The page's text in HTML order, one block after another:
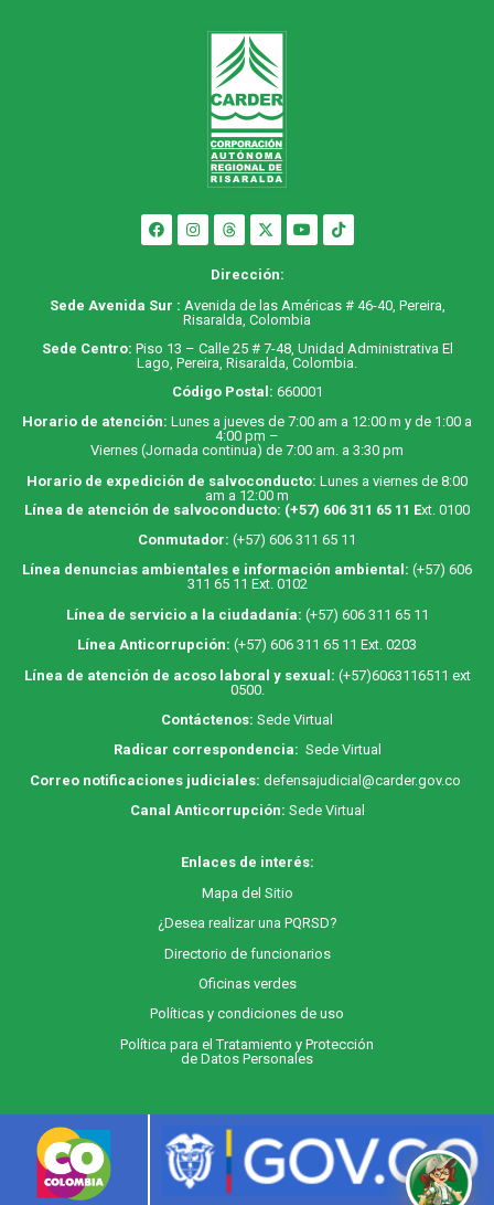
Dirección:
Sede Avenida Sur : Avenida de las Américas # 46-40, Pereira,
Risaralda, Colombia
Sede Centro: Piso 13 – Calle 25 # 7-48, Unidad Administrativa El
Lago, Pereira, Risaralda, Colombia.
Código Postal: 660001
Horario de atención: Lunes a jueves de 7:00 am a 12:00 m y de 1:00 a
4:00 pm –
Viernes (Jornada continua) de 7:00 am. a 3:30 pm
Horario de expedición de salvoconducto: Lunes a viernes de 8:00
am a 12:00 m
Línea de atención de salvoconducto: (+57) 606 311 65 11 Ext. 0100
Conmutador: (+57) 606 311 65 11
Línea denuncias ambientales e información ambiental: (+57) 606
311 65 11 Ext. 0102
Línea de servicio a la ciudadanía: (+57) 606 311 65 11
Línea Anticorrupción: (+57) 606 311 65 11 Ext. 0203
Línea de atención de acoso laboral y sexual: (+57)6063116511 ext
0500.
Contáctenos: Sede Virtual
Radicar correspondencia: Sede Virtual
Correo notificaciones judiciales: defensajudicial@carder.gov.co
Canal Anticorrupción: Sede Virtual
Enlaces de interés:
Mapa del Sitio
¿Desea realizar una PQRSD?
Directorio de funcionarios
Oficinas verdes
Políticas y condiciones de uso
Política para el Tratamiento y Protección
de Datos Personales